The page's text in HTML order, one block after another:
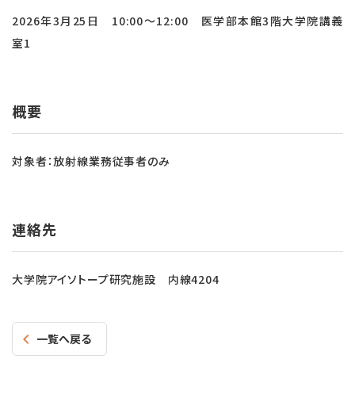
2026年3月25日 10:00～12:00 医学部本館3階大学院講義
室1
概要
対象者：放射線業務従事者のみ
連絡先
大学院アイソトープ研究施設 内線4204
一覧へ戻る